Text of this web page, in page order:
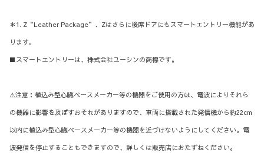
＊1. Z“Leather Package”、Zはさらに後席ドアにもスマートエントリー機能があ
ります。
■スマートエントリーは、株式会社ユーシンの商標です。
⚠注意：植込み型心臓ペースメーカー等の機器をご使用の方は、電波によりそれら
の機器に影響を及ぼすおそれがありますので、車両に搭載された発信機から約22cm
以内に植込み型心臓ペースメーカー等の機器を近づけないようにしてください。電
波発信を停止することもできますので、詳しくは販売店におたずねください。